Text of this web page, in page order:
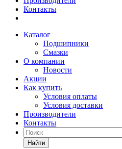
Контакты
Каталог
Подшипники
Смазки
О компании
Новости
Акции
Как купить
Условия оплаты
Условия доставки
Производители
Контакты
Найти